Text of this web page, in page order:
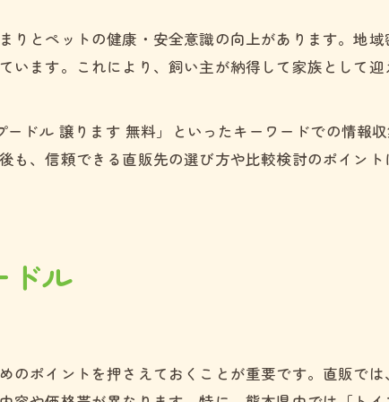
とペットの健康・安全意識の向上があります。地
ます。これにより、飼い主が納得して家族として
ドル 譲ります 無料」といったキーワードでの情報
、信頼できる直販先の選び方や比較検討のポイン
ドル
のポイントを押さえておくことが重要です。直販で